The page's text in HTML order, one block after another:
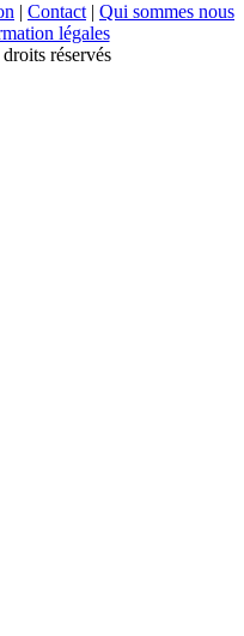
| Contact | Qui sommes nous
légales
réservés